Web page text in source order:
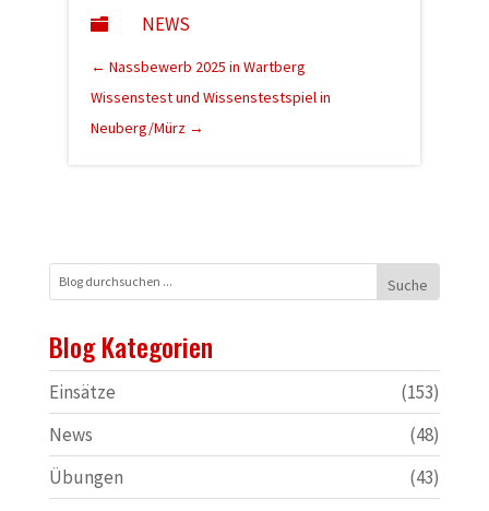
 NEWS
← Nassbewerb 2025 in Wartberg
Wissenstest und Wissenstestspiel in
Neuberg/Mürz→
Blog Kategorien
Einsätze
(153)
News
(48)
Übungen
(43)